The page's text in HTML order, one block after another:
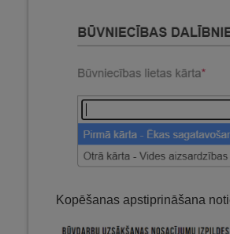
Kopēšanas apstiprināšana